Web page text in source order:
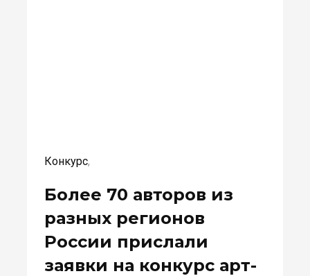
Конкурс,
Более 70 авторов из
разных регионов
России прислали
заявки на конкурс арт-